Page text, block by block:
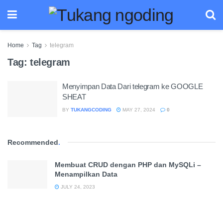
Home Tag telegram
Tag: telegram
Menyimpan Data Dari telegram ke GOOGLE
SHEAT
BY TUKANGCODING MAY 27, 2024 0
Recommended.
Membuat CRUD dengan PHP dan MySQLi –
Menampilkan Data
JULY 24, 2023